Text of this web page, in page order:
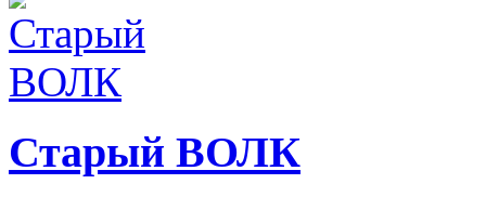
Старый ВОЛК